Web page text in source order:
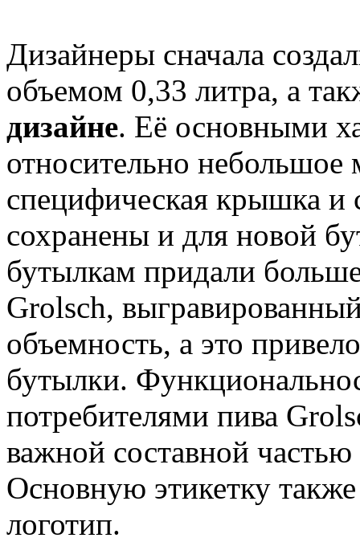
Дизайнеры сначала
объемом 0,33 литра, а
дизайне. Её основными
относительно небольшое
специфическая крышка
сохранены и для новой
бутылкам придали
Grolsch,
объемность, а это
бутылки.
потребителями пива
важной составной
Основную этикетку
логотип.